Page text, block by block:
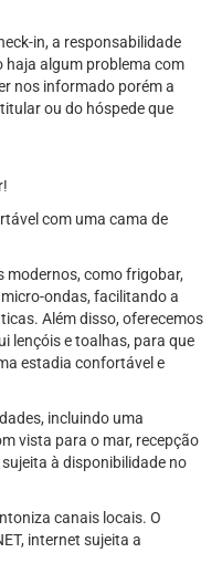
in, a responsabilidade
haja algum problema com
nos informado porém a
ou do hóspede que
com uma cama de
modernos, como frigobar,
ondas, facilitando a
Além disso, oferecemos
lençóis e toalhas, para que
estadia confortável e
incluindo uma
vista para o mar, recepção
à disponibilidade no
canais locais. O
internet sujeita a